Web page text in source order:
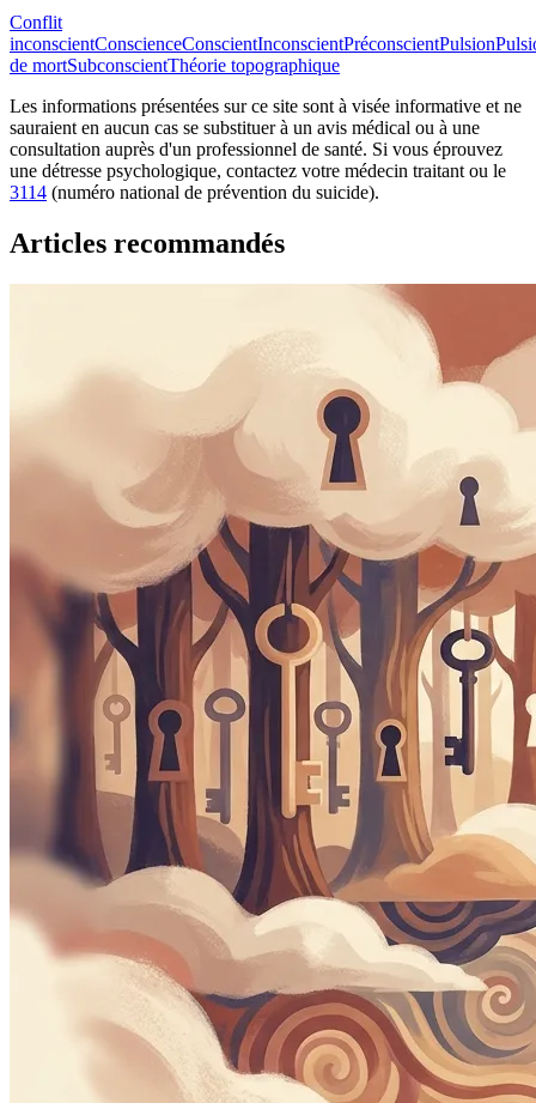
Conflit
inconscientConscienceConscientInconscientPréconscientPulsion
de mortSubconscientThéorie topographique
Les informations présentées sur ce site sont à visée informative et ne
sauraient en aucun cas se substituer à un avis médical ou à une
consultation auprès d'un professionnel de santé. Si vous éprouvez
une détresse psychologique, contactez votre médecin traitant ou le
3114 (numéro national de prévention du suicide).
Articles recommandés